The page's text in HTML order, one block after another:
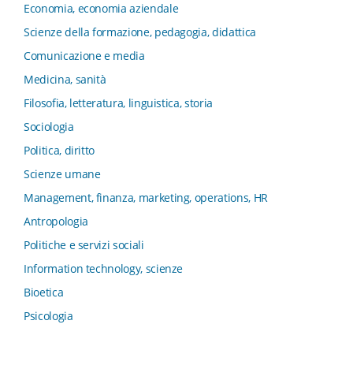
dell’Economia Università di Bologna
Collana di Clinica della formazione
Collana di Ragioneria ed Economia Aziendale - SIDREA
Collana di Storia delle istituzioni educative e della
Letteratura per l’Infanzia
Collana di Studi e Ricerche Aziendali
Collana ISMU
Collana Tendenze Salute e Sanità ETS
Computational Social Science
Comunicazione, Istituzioni, Mutamento Sociale
Condivisione del sapere nel servizio sociale
Conoscenza, formazione, tecnologie
Connessioni nei contesti di apprendimento
Economia, economia aziendale
Scienze della formazione, pedagogia, didattica
Comunicazione e media
Medicina, sanità
Filosofia, letteratura, linguistica, storia
Sociologia
Politica, diritto
Scienze umane
Management, finanza, marketing, operations, HR
Antropologia
Politiche e servizi sociali
Information technology, scienze
Bioetica
Psicologia